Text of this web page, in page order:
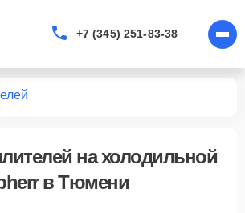
+7 (345) 251-83-38
на холодильной
в Тюмени